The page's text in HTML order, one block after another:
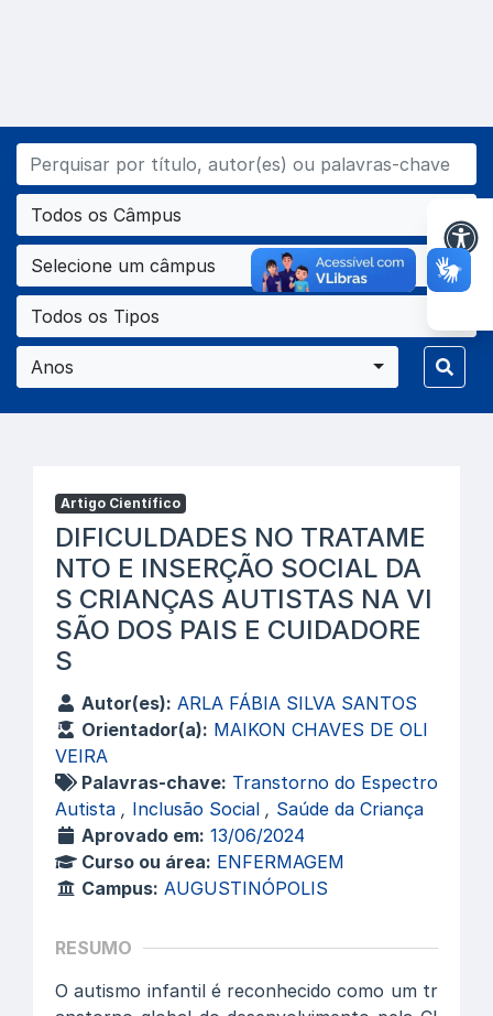
Todos os Câmpus
Selecione um câmpus
Todos os Tipos
Anos
Artigo Científico
DIFICULDADES NO TRATAME
NTO E INSERÇÃO SOCIAL DA
S CRIANÇAS AUTISTAS NA VI
SÃO DOS PAIS E CUIDADORE
S
Autor(es): ARLA FÁBIA SILVA SANTOS
Orientador(a): MAIKON CHAVES DE OLI
VEIRA
Palavras-chave: Transtorno do Espectro
Autista , Inclusão Social , Saúde da Criança
Aprovado em: 13/06/2024
Curso ou área: ENFERMAGEM
Campus: AUGUSTINÓPOLIS
RESUMO
O autismo infantil é reconhecido como um tr